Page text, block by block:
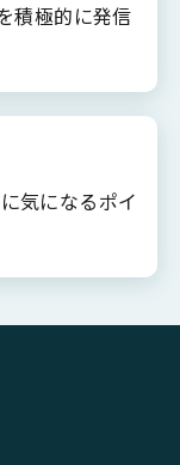
積極的に発信
気になるポイ